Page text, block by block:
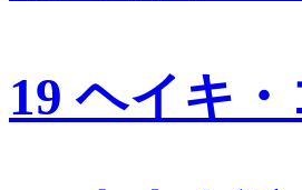
19 ヘイキ